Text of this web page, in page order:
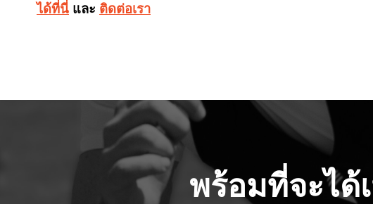
ได้ที่นี่ และ ติดต่อเรา
พร้อมที่จะได้